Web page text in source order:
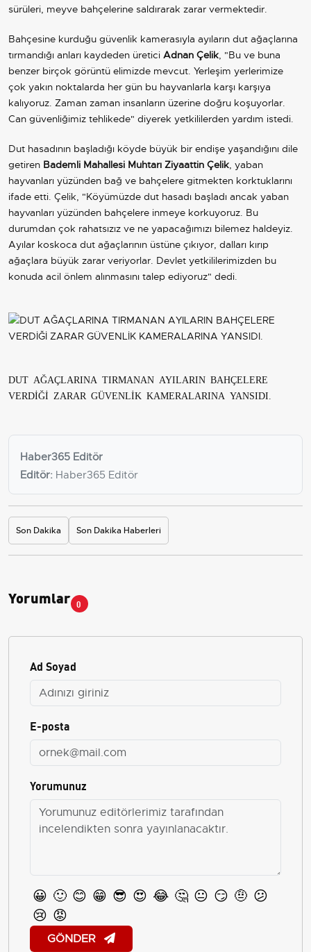
sürüleri, meyve bahçelerine saldırarak zarar vermektedir.
Bahçesine kurduğu güvenlik kamerasıyla ayıların dut ağaçlarına
tırmandığı anları kaydeden üretici Adnan Çelik, "Bu ve buna
benzer birçok görüntü elimizde mevcut. Yerleşim yerlerimize
çok yakın noktalarda her gün bu hayvanlarla karşı karşıya
kalıyoruz. Zaman zaman insanların üzerine doğru koşuyorlar.
Can güvenliğimiz tehlikede" diyerek yetkililerden yardım istedi.
Dut hasadının başladığı köyde büyük bir endişe yaşandığını dile
getiren Bademli Mahallesi Muhtarı Ziyaattin Çelik, yaban
hayvanları yüzünden bağ ve bahçelere gitmekten korktuklarını
ifade etti. Çelik, "Köyümüzde dut hasadı başladı ancak yaban
hayvanları yüzünden bahçelere inmeye korkuyoruz. Bu
durumdan çok rahatsızız ve ne yapacağımızı bilemez haldeyiz.
Ayılar koskoca dut ağaçlarının üstüne çıkıyor, dalları kırıp
ağaçlara büyük zarar veriyorlar. Devlet yetkililerimizden bu
konuda acil önlem alınmasını talep ediyoruz" dedi.
DUT AĞAÇLARINA TIRMANAN AYILARIN BAHÇELERE
VERDİĞİ ZARAR GÜVENLİK KAMERALARINA YANSIDI.
Haber365 Editör
Editör: Haber365 Editör
Son Dakika Son Dakika Haberleri
Yorumlar 0
Ad Soyad
E-posta
Yorumunuz
😀 🙂 😊 😁 😎 😍 😂 🤔 😐 😏 🤨 😕
😢 😡
GÖNDER